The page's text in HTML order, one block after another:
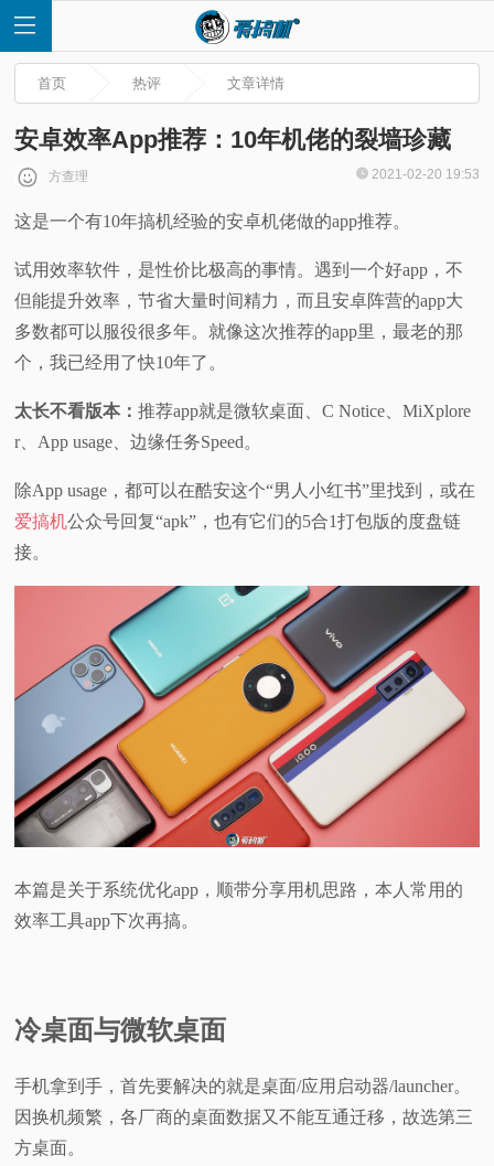
快
讯
评
视
频
普
验
题
首页 热评 文章详情
安卓效率App推荐：10年机佬的裂墙珍藏
方查理 2021-02-20 19:53
这是一个有10年搞机经验的安卓机佬做的app推荐。
试用效率软件，是性价比极高的事情。遇到一个好app，不
但能提升效率，节省大量时间精力，而且安卓阵营的app大
多数都可以服役很多年。就像这次推荐的app里，最老的那
个，我已经用了快10年了。
太长不看版本：推荐app就是微软桌面、C Notice、MiXplore
r、App usage、边缘任务Speed。
除App usage，都可以在酷安这个“男人小红书”里找到，或在
爱搞机公众号回复“apk”，也有它们的5合1打包版的度盘链
接。
本篇是关于系统优化app，顺带分享用机思路，本人常用的
效率工具app下次再搞。
冷桌面与微软桌面
手机拿到手，首先要解决的就是桌面/应用启动器/launcher。
因换机频繁，各厂商的桌面数据又不能互通迁移，故选第三
方桌面。